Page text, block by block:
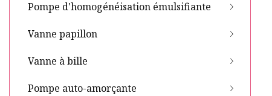
Pompe d'homogénéisation émulsifiante
Vanne papillon
Vanne à bille
Pompe auto-amorçante